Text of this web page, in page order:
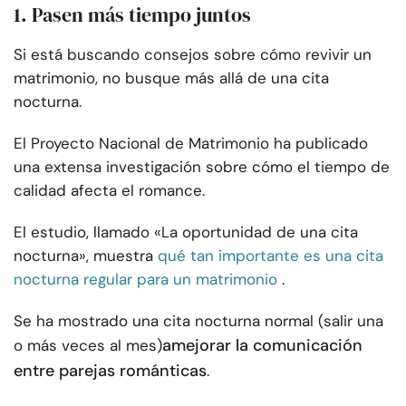
1. Pasen más tiempo juntos
Si está buscando consejos sobre cómo revivir un
matrimonio, no busque más allá de una cita
nocturna.
El Proyecto Nacional de Matrimonio ha publicado
una extensa investigación sobre cómo el tiempo de
calidad afecta el romance.
El estudio, llamado «La oportunidad de una cita
nocturna», muestra qué tan importante es una cita
nocturna regular para un matrimonio .
Se ha mostrado una cita nocturna normal (salir una
o más veces al mes)amejorar la comunicación
entre parejas románticas.